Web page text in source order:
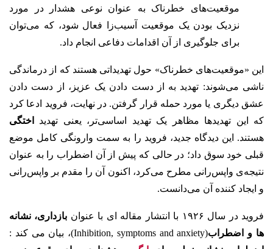
موقعیت‌های خطرناک به عنوان نوعی هشدار در مورد
نزدیک بودن یک موقعیت آسیب‌زا فعال شود، که می‌توان
برای جلوگیری از آن اقدامات دفاعی انجام داد.
این «موقعیت‌های خطرناک» حول تهدیداتی هستند که از درماندگی
ناشی می‌شوند: تهدید به از دست دادن یک عزیز، از دست دادن
عشق دیگری یا مورد حمله قرار گرفتن. در نهایت، فروید ادعا کرد
که این تهدیدها مظاهر یک تهدید اساسی‌تر، یعنی تهدید
اختگی
هستند. این دیدگاه جدید، فروید را به سمت وارونگی کامل موضع
قبلی خود سوق داد؛ در حالی که پیش از آن اضطراب را به عنوان
نتیجه‌ی واپس‌رانی مطرح می‌کرد، اکنون آن را مقدم بر واپس‌رانی
و ایجاد کننده آن می‌دانست.
فروید در سال ۱۹۲۶ با انتشار مقاله ای با عنوان
بازداری، نشانه
ها و اضطراب(Inhibition, symptoms and anxiety)، بیان می کند :